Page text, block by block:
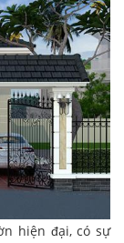
hiện đại, có sự